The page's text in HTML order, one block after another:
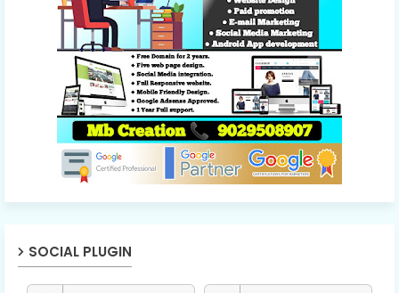
SOCIAL PLUGIN